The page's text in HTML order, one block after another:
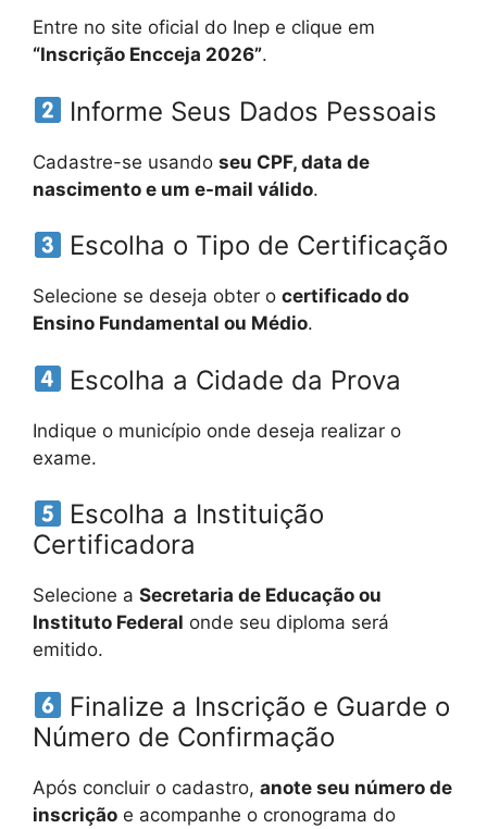
Entre no site oficial do Inep e clique em
“Inscrição Encceja 2026”.
Informe Seus Dados Pessoais
Cadastre-se usando seu CPF, data de
nascimento e um e-mail válido.
Escolha o Tipo de Certificação
Selecione se deseja obter o certificado do
Ensino Fundamental ou Médio.
Escolha a Cidade da Prova
Indique o município onde deseja realizar o
exame.
Escolha a Instituição
Certificadora
Selecione a Secretaria de Educação ou
Instituto Federal onde seu diploma será
emitido.
Finalize a Inscrição e Guarde o
Número de Confirmação
Após concluir o cadastro, anote seu número de
inscrição e acompanhe o cronograma do